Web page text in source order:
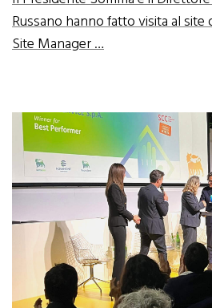
Russano hanno fatto visita al site
Site Manager …